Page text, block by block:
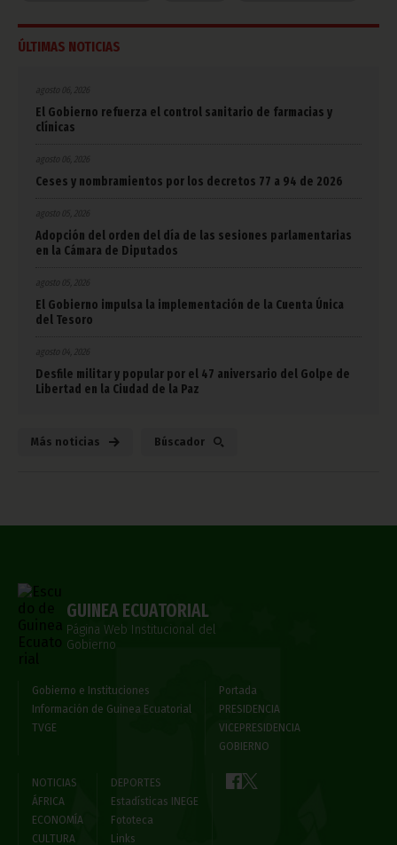
ÚLTIMAS NOTICIAS
agosto 06, 2026
El Gobierno refuerza el control sanitario de farmacias y
clínicas
agosto 06, 2026
Ceses y nombramientos por los decretos 77 a 94 de 2026
Adopción del orden del día de las sesiones parlamentarias
en la Cámara de Diputados
El Gobierno impulsa la implementación de la Cuenta Única
del Tesoro
agosto 04, 2026
Desfile militar y popular por el 47 aniversario del Golpe de
Libertad en la Ciudad de la Paz
Más noticias Búscador
GUINEA ECUATORIAL
Página Web Institucional del
Gobierno
Gobierno e Instituciones
Información de Guinea Ecuatorial
TVGE
Portada
PRESIDENCIA
VICEPRESIDENCIA
GOBIERNO
NOTICIAS
ÁFRICA
ECONOMÍA
CULTURA
DEPORTES
Estadísticas INEGE
Fototeca
Links